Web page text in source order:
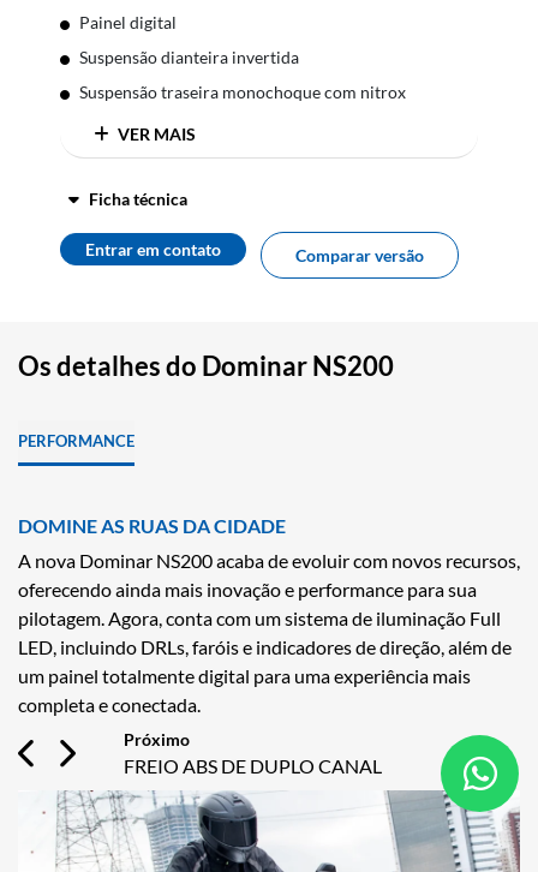
Painel digital
Suspensão dianteira invertida
Suspensão traseira monochoque com nitrox
VER MAIS
Ficha técnica
Entrar em contato Comparar versão
Os detalhes do Dominar NS200
PERFORMANCE
DOMINE AS RUAS DA CIDADE
A nova Dominar NS200 acaba de evoluir com novos recursos,
oferecendo ainda mais inovação e performance para sua
pilotagem. Agora, conta com um sistema de iluminação Full
LED, incluindo DRLs, faróis e indicadores de direção, além de
um painel totalmente digital para uma experiência mais
completa e conectada.
PreviousNext